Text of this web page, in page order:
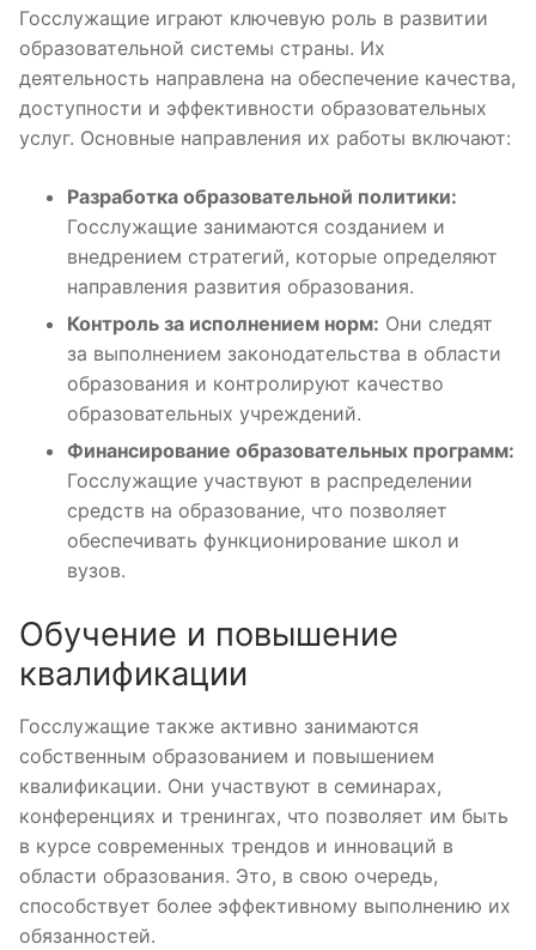
Госслужащие играют ключевую роль в развитии
образовательной системы страны. Их
деятельность направлена на обеспечение качества,
доступности и эффективности образовательных
услуг. Основные направления их работы включают:
Разработка образовательной политики:
Госслужащие занимаются созданием и
внедрением стратегий, которые определяют
направления развития образования.
Контроль за исполнением норм: Они следят
за выполнением законодательства в области
образования и контролируют качество
образовательных учреждений.
Финансирование образовательных программ:
Госслужащие участвуют в распределении
средств на образование, что позволяет
обеспечивать функционирование школ и
вузов.
Обучение и повышение
квалификации
Госслужащие также активно занимаются
собственным образованием и повышением
квалификации. Они участвуют в семинарах,
конференциях и тренингах, что позволяет им быть
в курсе современных трендов и инноваций в
области образования. Это, в свою очередь,
способствует более эффективному выполнению их
обязанностей.